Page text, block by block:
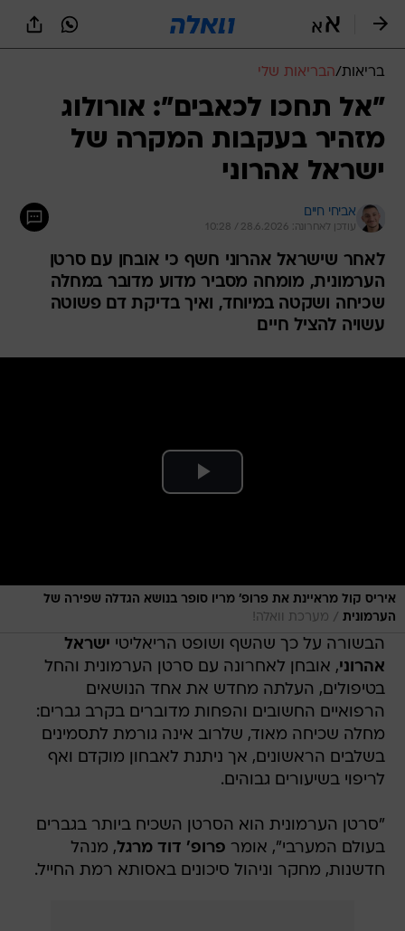
בריאות/הבריאות שלי
"אל תחכו לכאבים": אורולוג
מזהיר בעקבות המקרה של
ישראל אהרוני
אביחי חיים
עודכן לאחרונה: 28.6.2026 / 10:28
לאחר שישראל אהרוני חשף כי אובחן עם סרטן
הערמונית, מומחה מסביר מדוע מדובר במחלה
שכיחה ושקטה במיוחד, ואיך בדיקת דם פשוטה
עשויה להציל חיים
איריס קול מראיינת את פרופ' מריו סופר בנושא הגדלה שפירה של
הערמונית / מערכת וואלה!
הבשורה על כך שהשף ושופט הריאליטי ישראל
אהרוני, אובחן לאחרונה עם סרטן הערמונית והחל
בטיפולים, העלתה מחדש את אחד הנושאים
הרפואיים החשובים והפחות מדוברים בקרב גברים:
מחלה שכיחה מאוד, שלרוב אינה גורמת לתסמינים
בשלבים הראשונים, אך ניתנת לאבחון מוקדם ואף
לריפוי בשיעורים גבוהים.
"סרטן הערמונית הוא הסרטן השכיח ביותר בגברים
בעולם המערבי", אומר פרופ' דוד מרגל, מנהל
חדשנות, מחקר וניהול סיכונים באסותא רמת החייל.